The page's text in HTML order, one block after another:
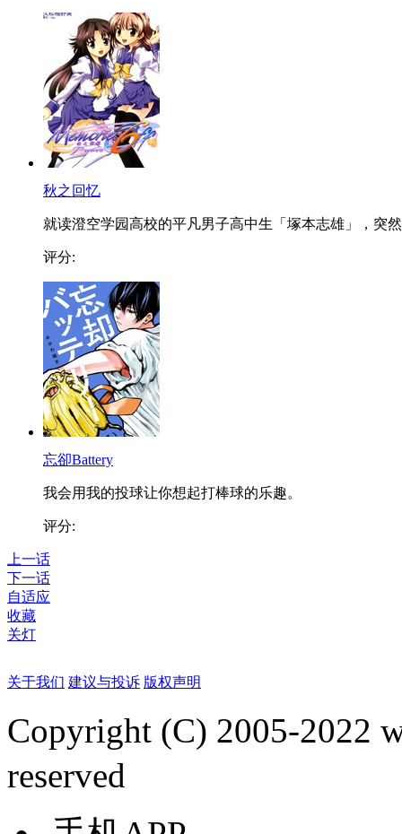
秋之回忆
就读澄空学园高校的平凡男子高中生「塚本志雄」，突
评分:
忘卻Battery
我会用我的投球让你想起打棒球的乐趣。
评分:
上一话
下一话
自适应
收藏
关灯
关于我们 建议与投诉 版权声明
Copyright (C) 2005-2022
reserved